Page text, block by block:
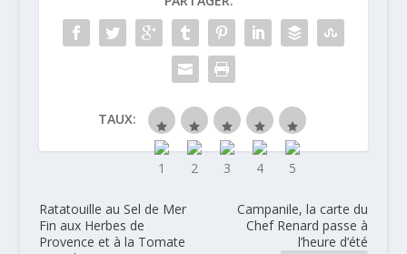
TAUX:
Ratatouille au Sel de Mer
Fin aux Herbes de
Provence et à la Tomate
Campanile, la carte du
Chef Renard passe à
l’heure d’été